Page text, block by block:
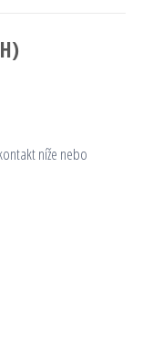
níže nebo